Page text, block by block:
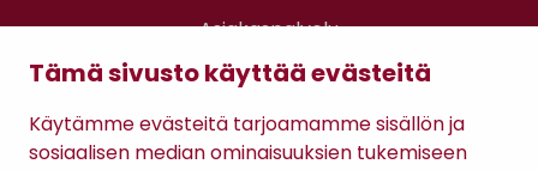
Tämä sivusto käyttää evästeitä
Käytämme evästeitä tarjoamamme sisällön ja
sosiaalisen median ominaisuuksien tukemiseen
Asiakaspalvelu
Lahjakortti
Sopimusehdot